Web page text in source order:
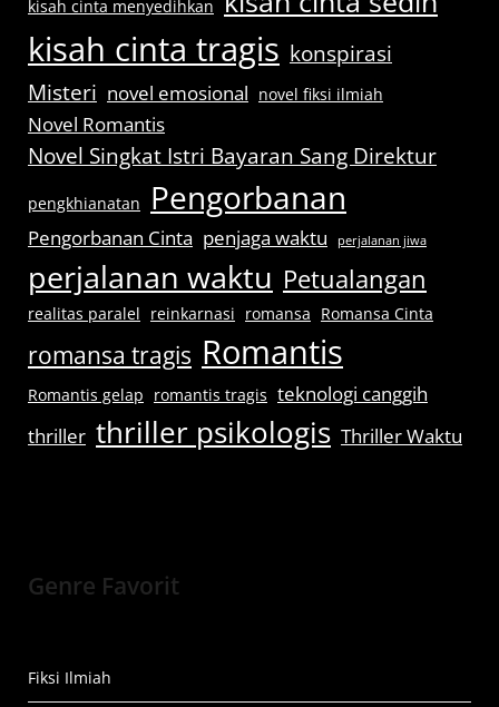
kisah cinta menyedihkan
kisah cinta tragis konspirasi
Misteri novel emosional novel fiksi ilmiah
Novel Romantis
Novel Singkat Istri Bayaran Sang Direktur
pengkhianatan Pengorbanan
Pengorbanan Cinta penjaga waktu perjalanan jiwa
perjalanan waktu Petualangan
realitas paralel reinkarnasi romansa Romansa Cinta
romansa tragis Romantis
Romantis gelap romantis tragis teknologi canggih
thriller thriller psikologis Thriller Waktu
Genre Favorit
Fiksi Ilmiah